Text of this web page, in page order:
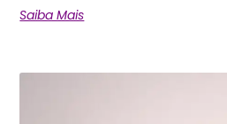
Saiba Mais